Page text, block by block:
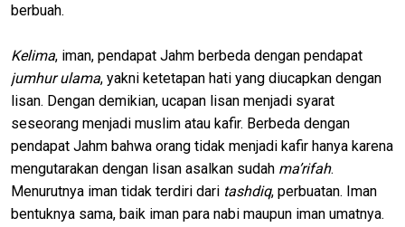
berbuah.
Kelima, iman, pendapat Jahm berbeda dengan pendapat
jumhur ulama, yakni ketetapan hati yang diucapkan dengan
lisan. Dengan demikian, ucapan lisan menjadi syarat
seseorang menjadi muslim atau kafir. Berbeda dengan
pendapat Jahm bahwa orang tidak menjadi kafir hanya karena
mengutarakan dengan lisan asalkan sudah ma’rifah.
Menurutnya iman tidak terdiri dari tashdiq, perbuatan. Iman
bentuknya sama, baik iman para nabi maupun iman umatnya.